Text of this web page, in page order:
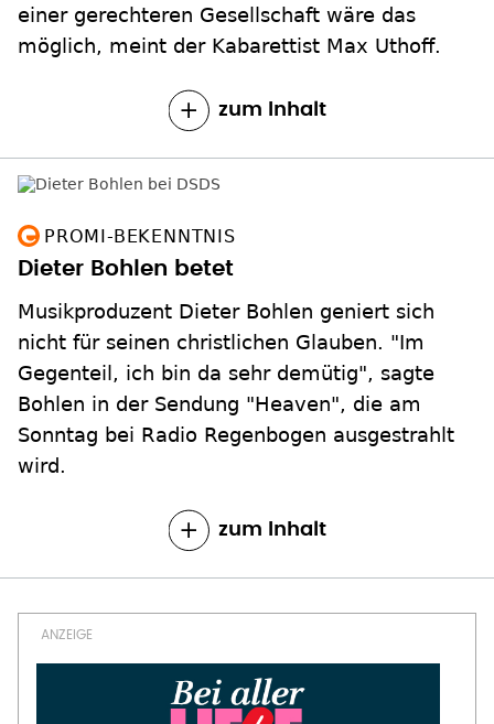
einer gerechteren Gesellschaft wäre das
möglich, meint der Kabarettist Max Uthoff.
zum Inhalt
PROMI-BEKENNTNIS
Dieter Bohlen betet
Musikproduzent Dieter Bohlen geniert sich
nicht für seinen christlichen Glauben. "Im
Gegenteil, ich bin da sehr demütig", sagte
Bohlen in der Sendung "Heaven", die am
Sonntag bei Radio Regenbogen ausgestrahlt
wird.
zum Inhalt